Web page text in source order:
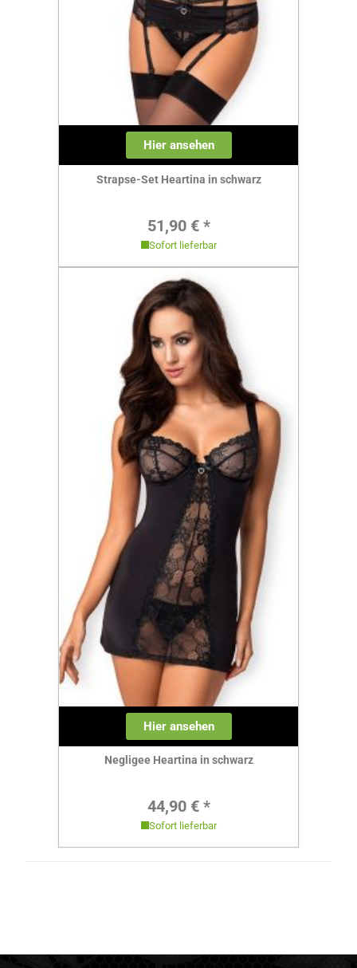
Hier ansehen
Strapse-Set Heartina in schwarz
Regulärer Preis:
51,90 € *
Sofort lieferbar
Hier ansehen
Negligee Heartina in schwarz
Regulärer Preis:
44,90 € *
Sofort lieferbar